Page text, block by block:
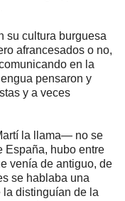
su cultura burguesa
afrancesados o no,
en la
pensaron y
y a veces
la llama— no se
España, hubo entre
venía de antiguo, de
se hablaba una
la distinguían de la